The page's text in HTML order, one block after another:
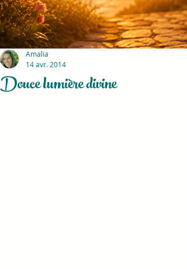
Douce lumière divine
Amalia
14 avr. 2014